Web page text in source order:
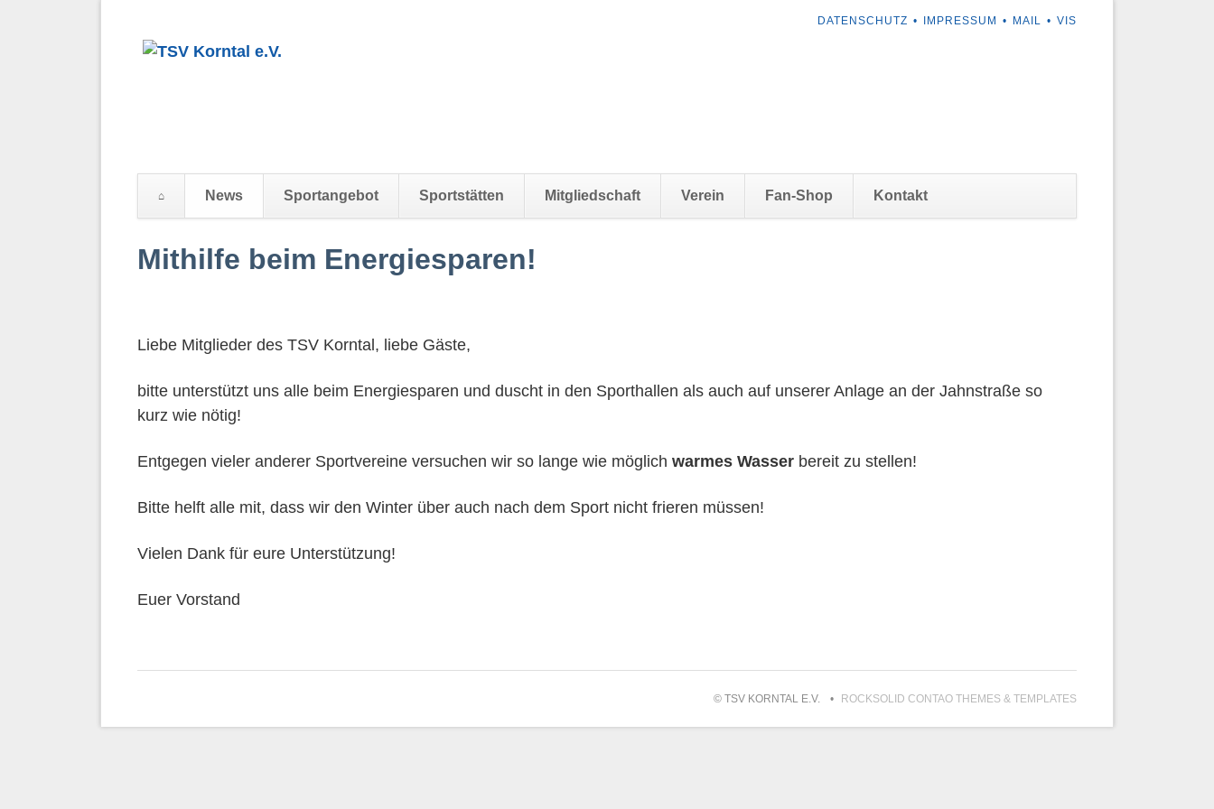
NAVIGATION
DATENSCHUTZ IMPRESSUM MAIL VIS
überspringen
News Sportangebot Sportstätten Mitgliedschaft Verein Fan-Shop Kontakt
überspringen
Mithilfe beim Energiesparen!
Liebe Mitglieder des TSV Korntal, liebe Gäste,
bitte unterstützt uns alle beim Energiesparen und duscht in den Sporthallen als auch auf unserer Anlage an der Jahnstraße so
kurz wie nötig!
Entgegen vieler anderer Sportvereine versuchen wir so lange wie möglich warmes Wasser bereit zu stellen!
Bitte helft alle mit, dass wir den Winter über auch nach dem Sport nicht frieren müssen!
Vielen Dank für eure Unterstützung!
Euer Vorstand
© TSV KORNTAL E.V. ROCKSOLID CONTAO THEMES & TEMPLATES